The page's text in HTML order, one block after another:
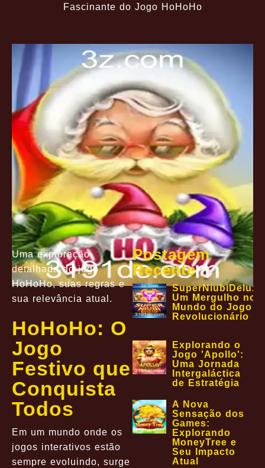
Fascinante do Jogo HoHoHo
Uma exploração
detalhada do jogo
HoHoHo, suas regras e
sua relevância atual.
HoHoHo: O
Jogo
Festivo que
Conquista
Todos
Em um mundo onde os
jogos interativos estão
sempre evoluindo, surge
Postagem
Recente
Um Mergulho no
Mundo do Jogo
Revolucionário
Explorando o
Jogo 'Apollo':
Uma Jornada
Intergaláctica
de Estratégia
A Nova
Sensação dos
Games:
Explorando
MoneyTree e
Seu Impacto
Atual